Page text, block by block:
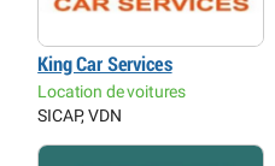
King Car Services
Location de voitures
SICAP, VDN